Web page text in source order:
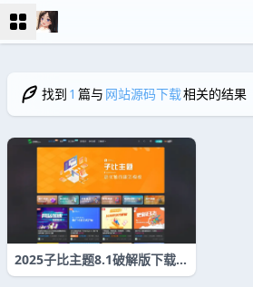
找到 1 篇与 网站源码下载相关的结果
2025子比主题8.1破解版下载｜
zibll高级主题+完整使用教程